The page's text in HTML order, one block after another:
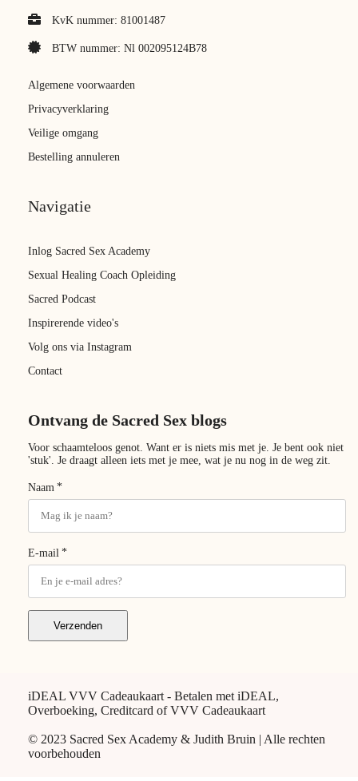
KvK nummer: 81001487
BTW nummer: Nl 002095124B78
Algemene voorwaarden
Privacyverklaring
Veilige omgang
Bestelling annuleren
Navigatie
Inlog Sacred Sex Academy
Sexual Healing Coach Opleiding
Sacred Podcast
Inspirerende video's
Volg ons via Instagram
Contact
Ontvang de Sacred Sex blogs
Voor schaamteloos genot. Want er is niets mis met je. Je bent ook niet
'stuk'. Je draagt alleen iets met je mee, wat je nu nog in de weg zit.
Naam *
E-mail *
Verzenden
iDEAL VVV Cadeaukaart - Betalen met iDEAL,
Overboeking, Creditcard of VVV Cadeaukaart
© 2023 Sacred Sex Academy & Judith Bruin | Alle rechten
voorbehouden